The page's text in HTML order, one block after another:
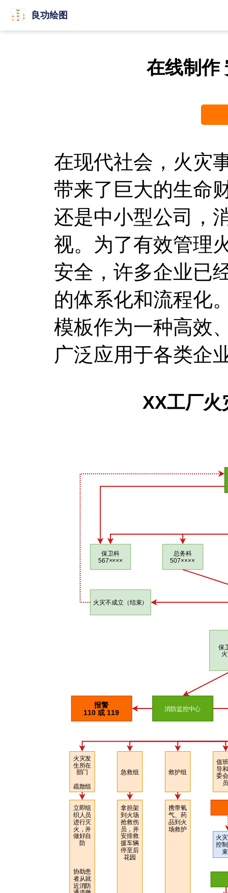
良功绘图
在线制作
在现代社会，火灾
带来了巨大的生命
还是中小型公司，
视。为了有效管理
安全，许多企业已
的体系化和流程化
模板作为一种高效
广泛应用于各类企